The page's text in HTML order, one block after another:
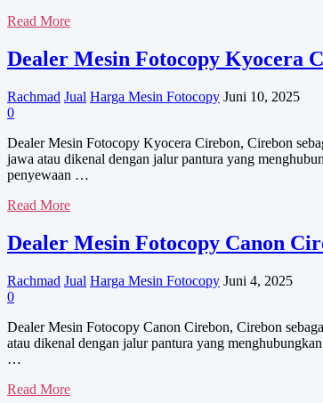
Toko
Fotocopy
Rekondisi
Read More
Dealer Mesin Fotocopy Kyocera
Rachmad Jual Harga Mesin Fotocopy Juni 10, 2025
0
Dealer Mesin Fotocopy Kyocera Cirebon, Cirebon
jawa atau dikenal dengan jalur pantura yang
penyewaan …
Dealer
Fotocopy
Kyocera
Read More
Dealer Mesin Fotocopy Canon
Rachmad Jual Harga Mesin Fotocopy Juni 4, 2025
0
Dealer Mesin Fotocopy Canon Cirebon, Cirebon
atau dikenal dengan jalur pantura yang
…
Dealer
Read More